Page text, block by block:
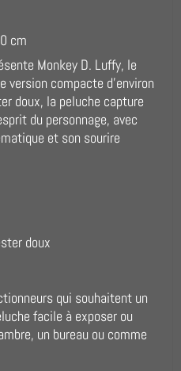
cm
Monkey D. Luffy, le
version compacte d'environ
doux, la peluche capture
du personnage, avec
et son sourire
doux
qui souhaitent un
facile à exposer ou
un bureau ou comme